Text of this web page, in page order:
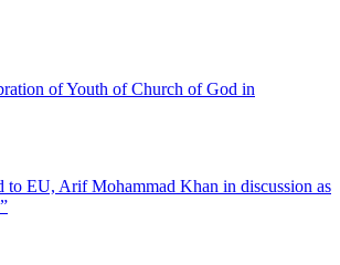
of Youth of Church of God in
to EU, Arif Mohammad Khan in discussion as